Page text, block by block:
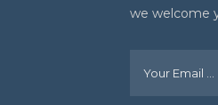
we welcome